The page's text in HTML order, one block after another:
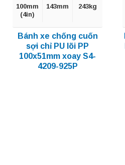
100mm
(4in)
143mm 243kg
Bánh xe chống cuốn
sợi chỉ PU lõi PP
100x51mm xoay S4-
4209-925P